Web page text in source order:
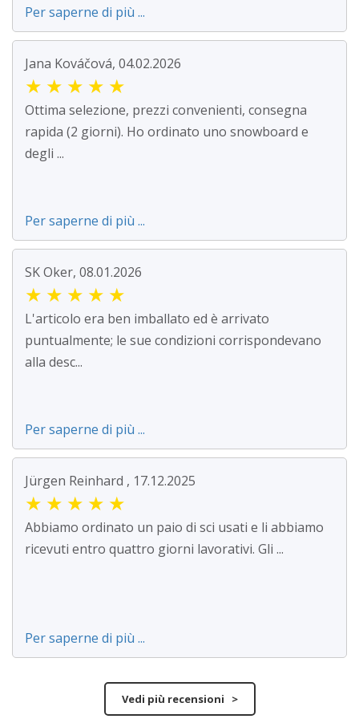
Per saperne di più ...
Jana Kováčová, 04.02.2026
★ ★ ★ ★ ★
Ottima selezione, prezzi convenienti, consegna
rapida (2 giorni). Ho ordinato uno snowboard e
degli ...
Per saperne di più ...
SK Oker, 08.01.2026
★ ★ ★ ★ ★
L'articolo era ben imballato ed è arrivato
puntualmente; le sue condizioni corrispondevano
alla desc...
Per saperne di più ...
Jürgen Reinhard , 17.12.2025
★ ★ ★ ★ ★
Abbiamo ordinato un paio di sci usati e li abbiamo
ricevuti entro quattro giorni lavorativi. Gli ...
Per saperne di più ...
Vedi più recensioni >